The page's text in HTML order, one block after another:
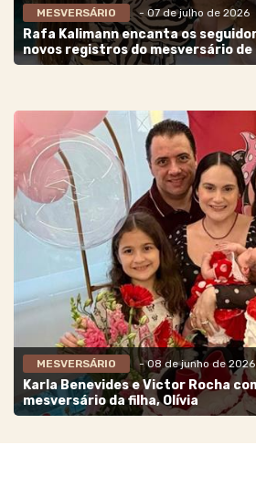
MESVERSÁRIO - 07 de julho de 2026
Rafa Kalimann encanta os
novos registros do mesversário de
MESVERSÁRIO - 08 de junho de 2026
Karla Benevides e Victor Rocha
mesversário da filha, Olívia